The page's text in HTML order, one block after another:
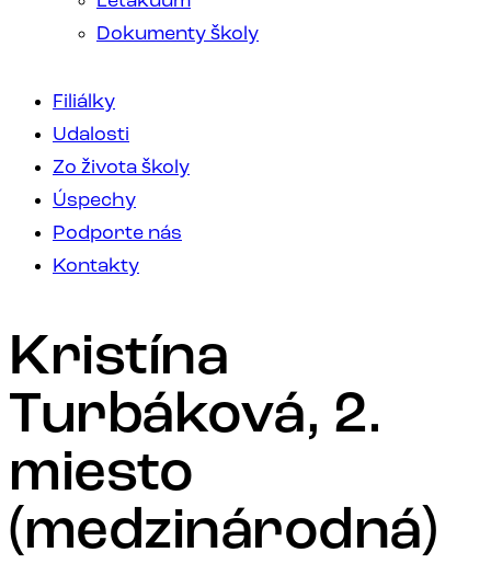
Dokumenty školy
Filiálky
Udalosti
Zo života školy
Úspechy
Podporte nás
Kontakty
Kristína
Turbáková, 2.
miesto
(medzinárodná)